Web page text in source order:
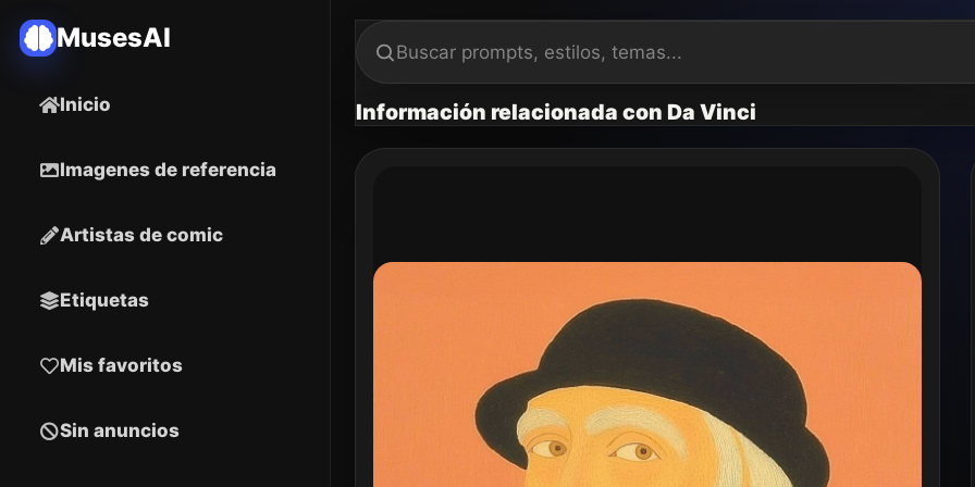
MusesAI
Inicio
Imagenes de referencia
Artistas de comic
Etiquetas
Mis favoritos
Sin anuncios
Información relacionada con Da Vinci